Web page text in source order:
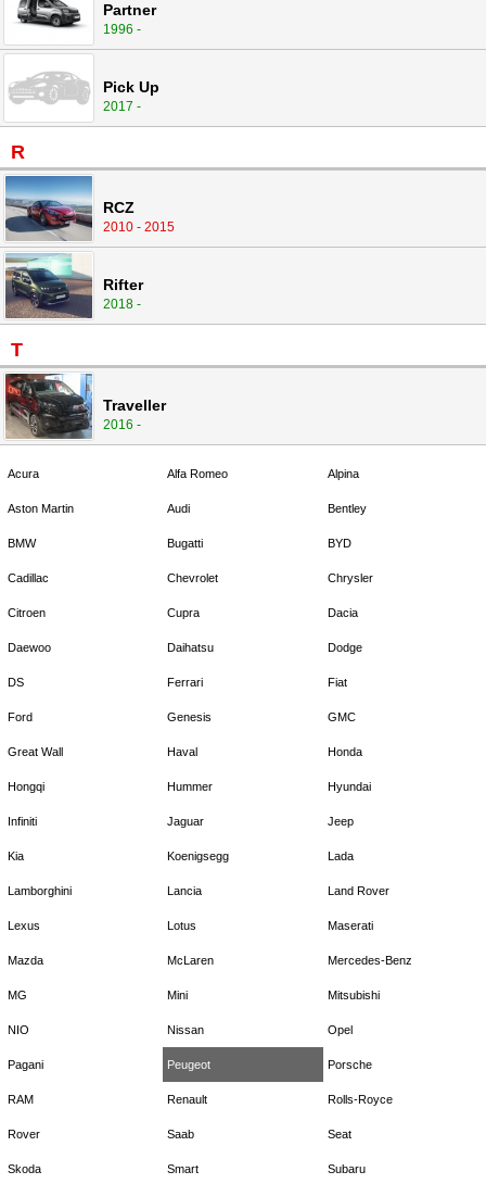
Partner
1996 -
Pick Up
2017 -
R
RCZ
2010 - 2015
Rifter
2018 -
T
Traveller
2016 -
Acura Alfa Romeo Alpina
Aston Martin Audi Bentley
BMW Bugatti BYD
Cadillac Chevrolet Chrysler
Citroen Cupra Dacia
Daewoo Daihatsu Dodge
DS Ferrari Fiat
Ford Genesis GMC
Great Wall Haval Honda
Hongqi Hummer Hyundai
Infiniti Jaguar Jeep
Kia Koenigsegg Lada
Lamborghini Lancia Land Rover
Lexus Lotus Maserati
Mazda McLaren Mercedes-Benz
MG Mini Mitsubishi
NIO Nissan Opel
Pagani Peugeot Porsche
RAM Renault Rolls-Royce
Rover Saab Seat
Skoda Smart Subaru